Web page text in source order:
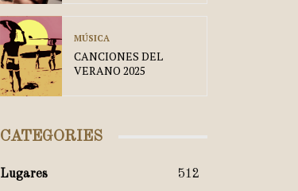
MÚSICA
CANCIONES DEL
VERANO 2025
CATEGORIES
Lugares
512